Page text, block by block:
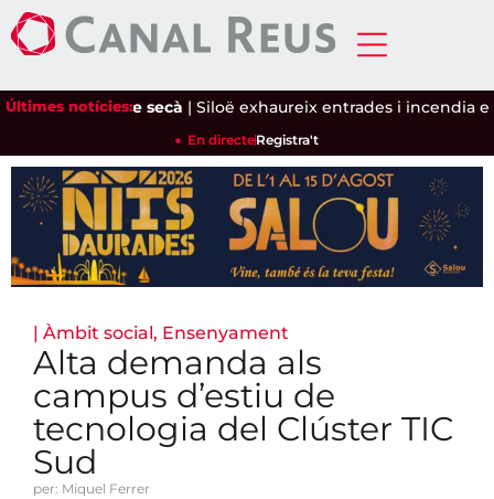
Últimes notícies:
l'ametlla de secà|Siloë exhaureix entrades i incendia el
En directeRegistra't
| Àmbit social, Ensenyament
Alta demanda als
campus d’estiu de
tecnologia del Clúster TIC
Sud
per: Miquel Ferrer